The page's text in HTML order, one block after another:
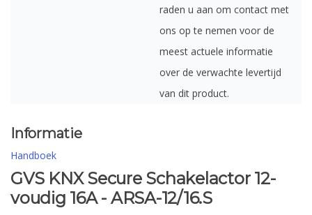
raden u aan om contact met
ons op te nemen voor de
meest actuele informatie
over de verwachte levertijd
van dit product.
Informatie
Handboek
GVS KNX Secure Schakelactor 12-
voudig 16A - ARSA-12/16.S